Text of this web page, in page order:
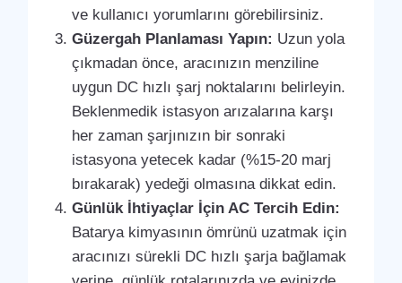
ve kullanıcı yorumlarını görebilirsiniz.
Güzergah Planlaması Yapın: Uzun yola
çıkmadan önce, aracınızın menziline
uygun DC hızlı şarj noktalarını belirleyin.
Beklenmedik istasyon arızalarına karşı
her zaman şarjınızın bir sonraki
istasyona yetecek kadar (%15-20 marj
bırakarak) yedeği olmasına dikkat edin.
Günlük İhtiyaçlar İçin AC Tercih Edin:
Batarya kimyasının ömrünü uzatmak için
aracınızı sürekli DC hızlı şarja bağlamak